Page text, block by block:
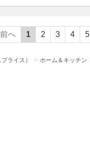
ライス） ホーム＆キッチン
前へ 1 2 3 4 5